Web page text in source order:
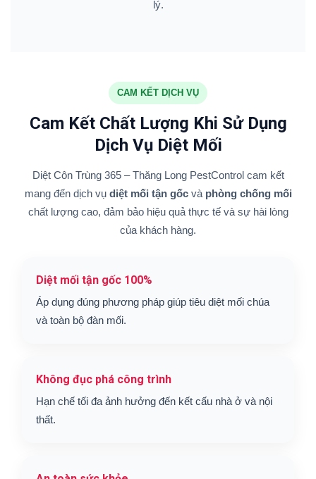
lý.
CAM KẾT DỊCH VỤ
Cam Kết Chất Lượng Khi Sử Dụng
Dịch Vụ Diệt Mối
Diệt Côn Trùng 365 – Thăng Long PestControl cam kết
mang đến dịch vụ diệt mối tận gốcvà phòng chống mối
chất lượng cao, đảm bảo hiệu quả thực tế và sự hài lòng
của khách hàng.
Diệt mối tận gốc 100%
Áp dụng đúng phương pháp giúp tiêu diệt mối chúa
và toàn bộ đàn mối.
Không đục phá công trình
Hạn chế tối đa ảnh hưởng đến kết cấu nhà ở và nội
thất.